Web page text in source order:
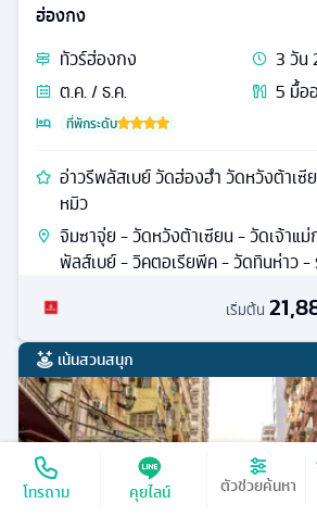
โทรถาม คุยไลน์ ตัวช่วยค้นหา
ฮ่องกง
ทัวร์ฮ่องกง 3วัน
ต.ค. / ธ.ค.
5 มื้อ
ที่พักระดับ
อ่าวรีพลัสเบย์ วัดฮ่องฮำ วัดหวังต้าเ
หมิว
จิมซาจุ่ย - วัดหวังต้าเซียน - วัดเจ้าแ
พัลส์เบย์ - วิคตอเรียพีค - วัดทินห่าว
เริ่มต้น
เน้นสวนสนุก